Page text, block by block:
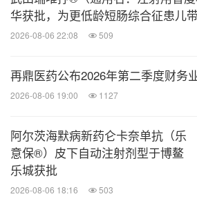
华获批，为更低龄短肠综合征患儿
2026-08-06 22:08 509
再鼎医药公布2026年第二季度财务
2026-08-06 19:00 1127
阿尔茨海默病新药仑卡奈单抗（乐
意保®）皮下自动注射剂型于博鳌
乐城获批
2026-08-06 18:16 503